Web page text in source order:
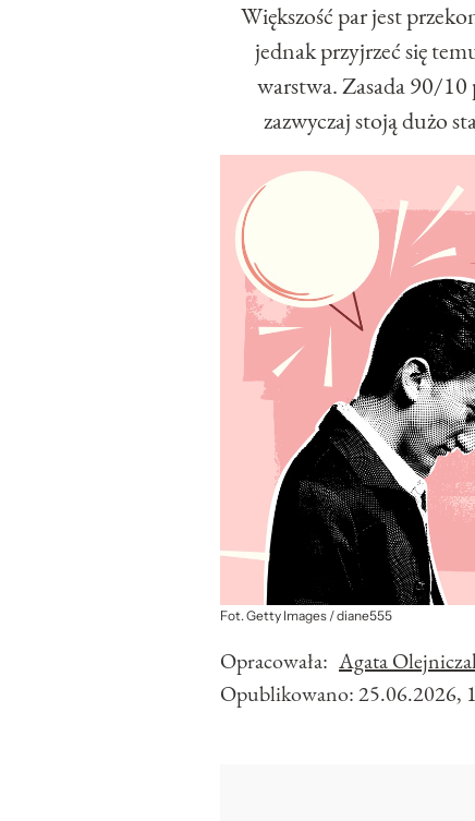
Większość par jest
jednak przyjrzeć się
warstwa. Zasada 90/10
zazwyczaj stoją dużo
Fot. Getty Images / diane555
Opracowała: Agata
Opublikowano:25.06.2026,